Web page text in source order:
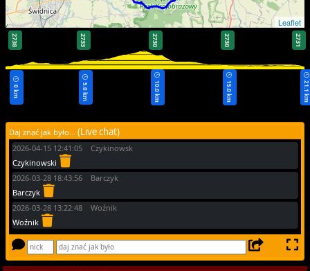
Leaflet
0 km
2738 2733
5.0 km
2730
10.0 km
2730
15.0 km
2731
Daj znać jak było... (Live chat)
2026-04-15 12:41:05 Czykinowsk
Czykinowski
2026-03-28 18:43:56 Barczyk
Barczyk
2026-03-28 13:22:48 Woźnik
Woźnik